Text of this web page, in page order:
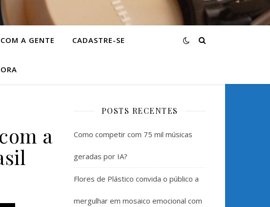
A GENTE CADASTRE-SE
a
POSTS RECENTES
Como competir com 75 mil músicas
geradas por IA?
Flores de Plástico convida o público a
mergulhar em mosaico emocional com